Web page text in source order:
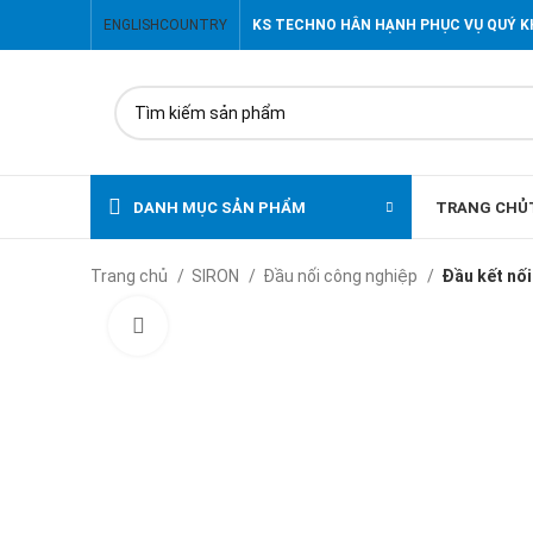
ENGLISH COUNTRY KS TECHNO HÂN HẠNH PHỤC VỤ QUÝ
DANH MỤC SẢN PHẨM TRANG CHỦ
Trang chủ SIRON Đầu nối công nghiệp Đầu kết nối